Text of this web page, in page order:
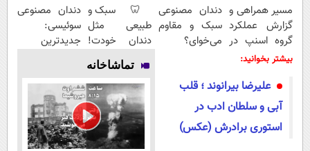
مسیر همراهی و
گزارش عملکرد
گروه اسنپ در
۱۴۰۴
دندان مصنوعی
سبک و مقاوم
می‌خوای؟
داریم!😍 | 📍
تهران
🦷 سبک و
طبیعی مثل
دندان خودت!
نصب آسان و
پرداخت
اقساطی 💳 📍
تهران
دندان مصنوعی
سوئیسی:
جدیدترین
پرداخت قسطی
بیشتر بخوانید:
علیرضا بیرانوند ؛ قلب
آبی و سلطان ادب در
استوری برادرش (عکس)
تماشاخانه